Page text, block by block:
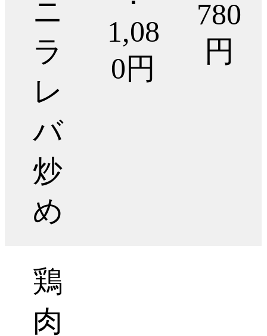
ニ
ラ
レ
バ
炒
め
1,08
0円
780
円
鶏
肉